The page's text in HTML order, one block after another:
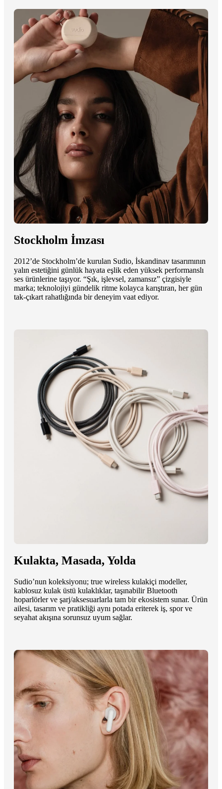
Stockholm İmzası
2012’de Stockholm’de kurulan Sudio, İskandinav tasarımının
yalın estetiğini günlük hayata eşlik eden yüksek performanslı
ses ürünlerine taşıyor. “Şık, işlevsel, zamansız” çizgisiyle
marka; teknolojiyi gündelik ritme kolayca karıştıran, her gün
tak-çıkart rahatlığında bir deneyim vaat ediyor.
Kulakta, Masada, Yolda
Sudio’nun koleksiyonu; true wireless kulakiçi modeller,
kablosuz kulak üstü kulaklıklar, taşınabilir Bluetooth
hoparlörler ve şarj/aksesuarlarla tam bir ekosistem sunar. Ürün
ailesi, tasarım ve pratikliği aynı potada eriterek iş, spor ve
seyahat akışına sorunsuz uyum sağlar.